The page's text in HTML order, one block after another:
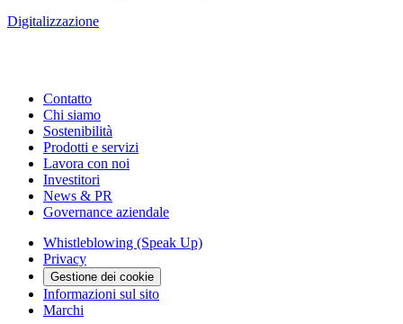
Digitalizzazione
Contatto
Chi siamo
Sostenibilità
Prodotti e servizi
Lavora con noi
Investitori
News & PR
Governance aziendale
Whistleblowing (Speak Up)
Privacy
Gestione dei cookie
Informazioni sul sito
Marchi